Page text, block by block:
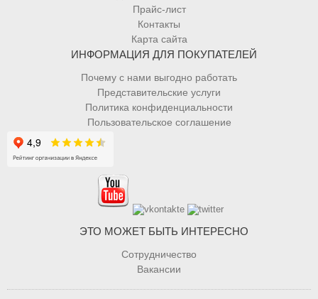
Прайс-лист
Контакты
Карта сайта
ИНФОРМАЦИЯ ДЛЯ ПОКУПАТЕЛЕЙ
Почему с нами выгодно работать
Представительские услуги
Политика конфиденциальности
Пользовательское соглашение
ЭТО МОЖЕТ БЫТЬ ИНТЕРЕСНО
Сотрудничество
Вакансии